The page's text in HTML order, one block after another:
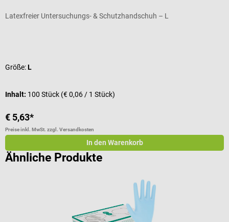
Latexfreier Untersuchungs- & Schutzhandschuh – L
Größe:L
Inhalt: 100 Stück (€ 0,06 / 1 Stück)
€ 5,63*
Preise inkl. MwSt. zzgl. Versandkosten
In den Warenkorb
Ähnliche Produkte